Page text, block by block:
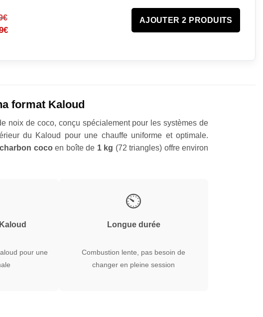
€
€
AJOUTER 2 PRODUITS
format Kaloud
noix de coco, conçu spécialement pour les systèmes de
du Kaloud pour une chauffe uniforme et optimale.
charbon cocoen boîte de 1 kg (72 triangles) offre environ
pour une
⏲
Longue durée
Combustion lente, pas besoin de
changer en pleine session